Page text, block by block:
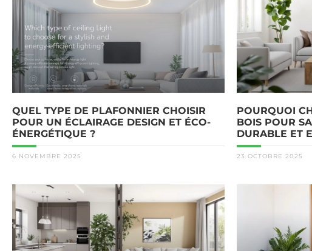
QUEL TYPE DE PLAFONNIER CHOISIR
POUR UN ÉCLAIRAGE DESIGN ET ÉCO-
ÉNERGÉTIQUE ?
6 NOVEMBRE 2025
POURQUOI
BOIS POUR
DURABLE ET
23 OCTOBRE 2025